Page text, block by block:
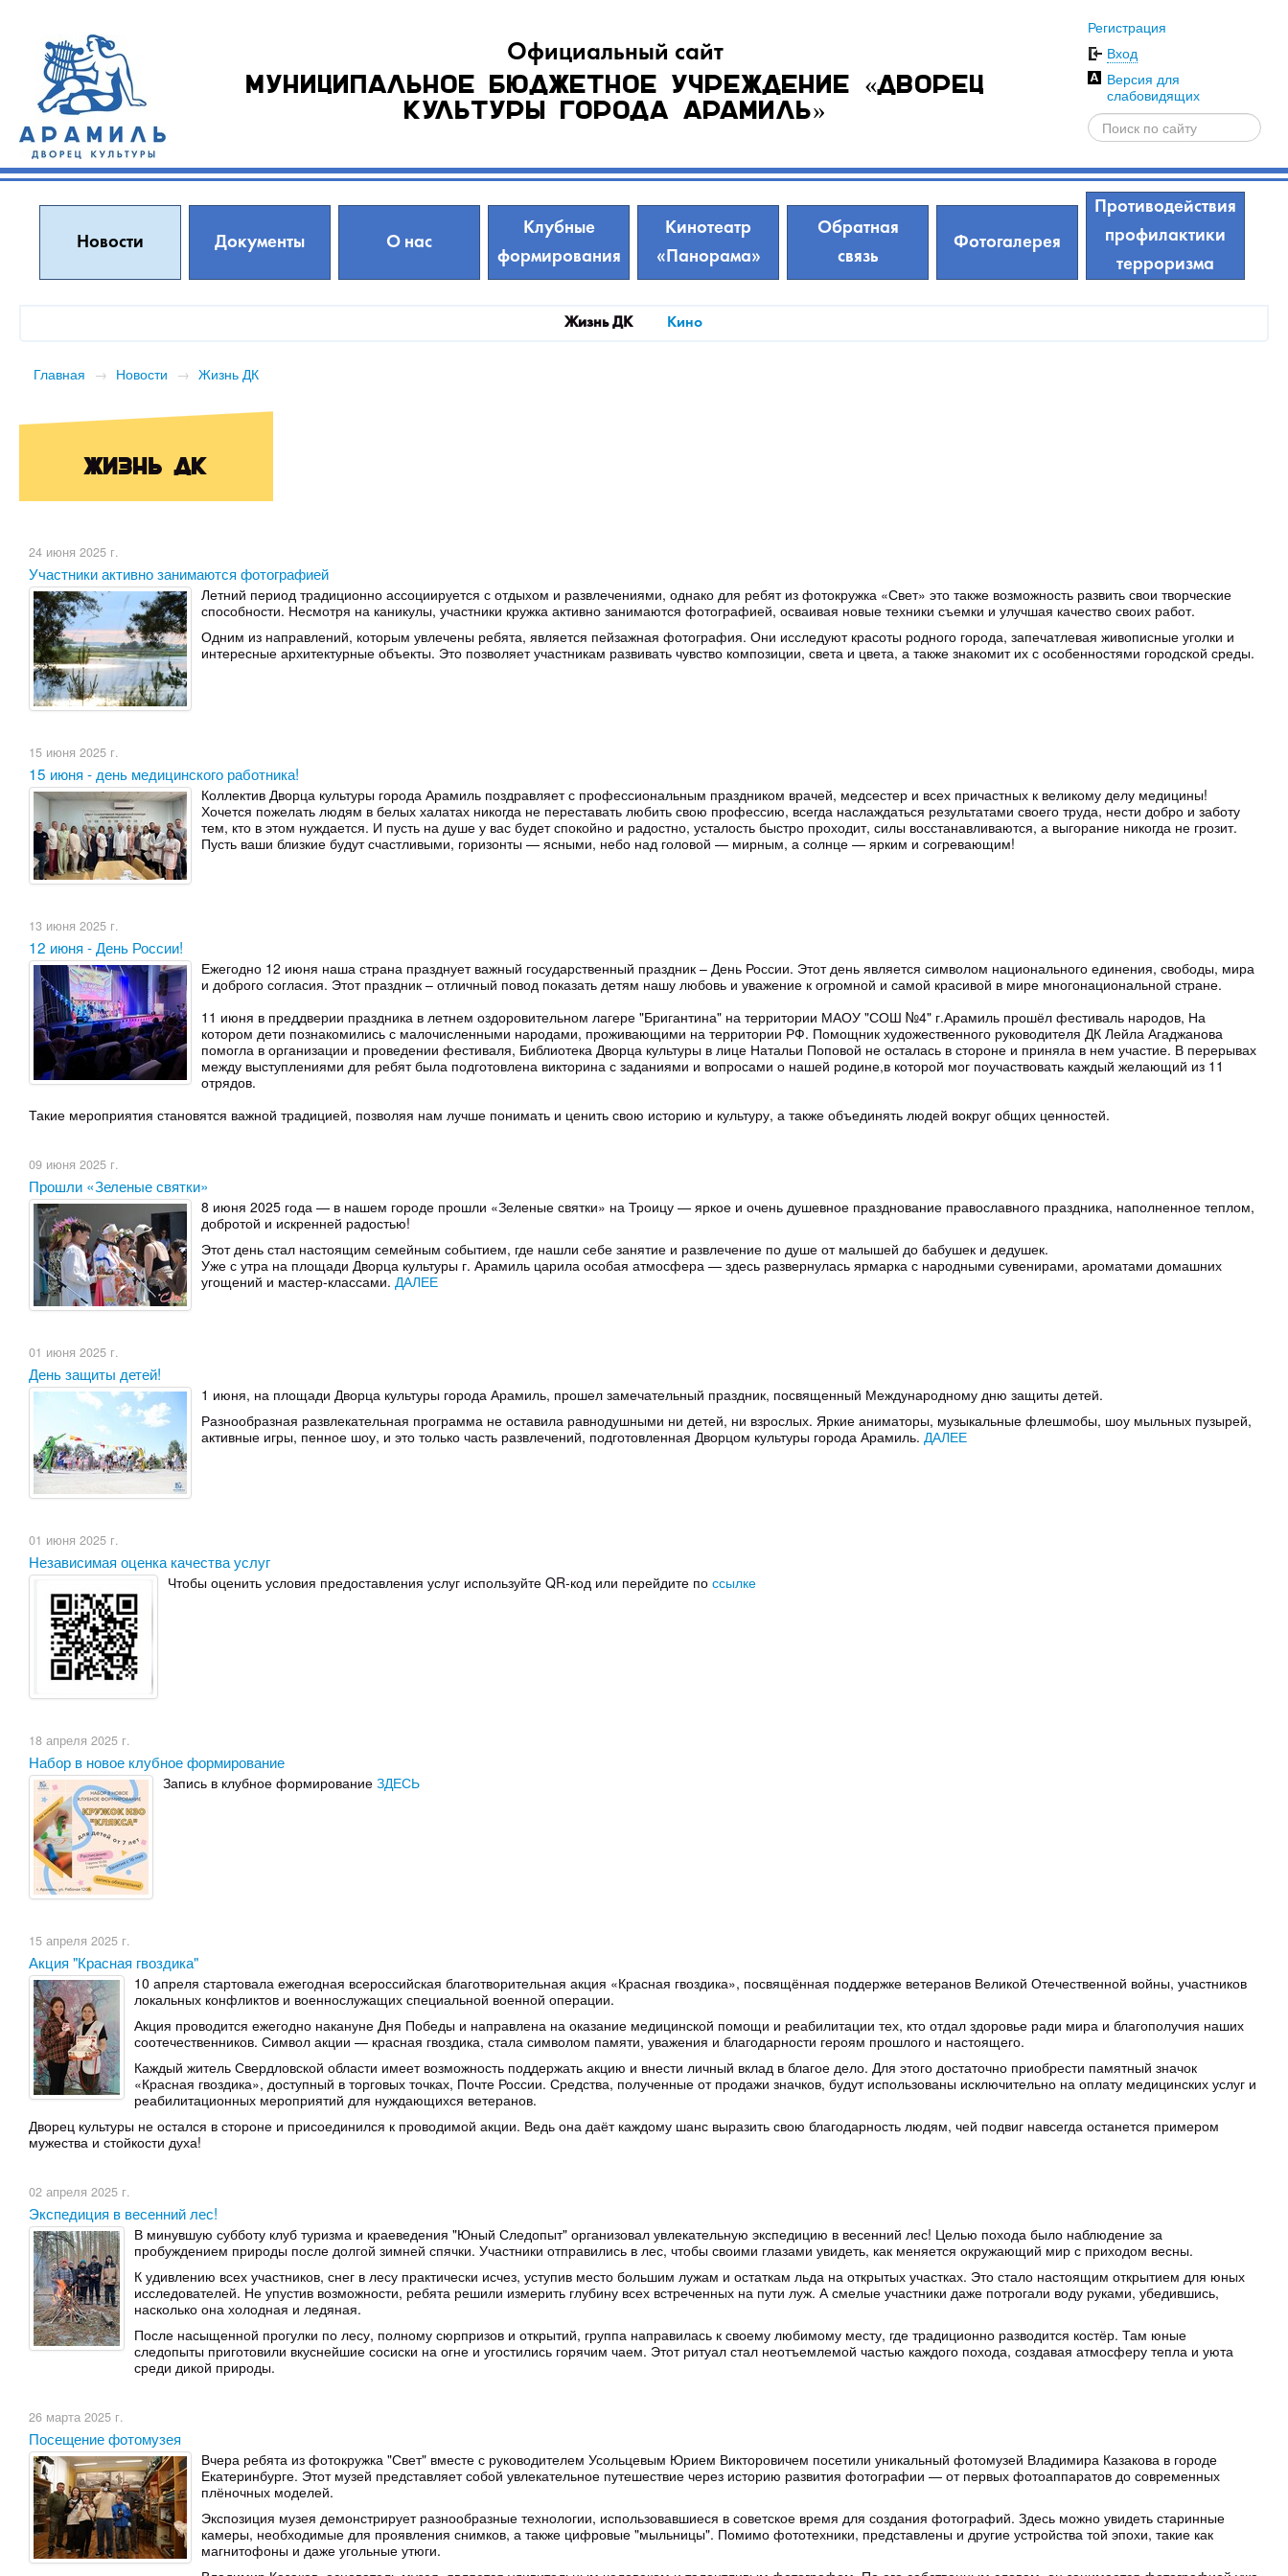
Официальный сайт
Муниципальное бюджетное учреждение «Дворец
культуры города Арамиль»
Регистрация
Вход
Версия для
слабовидящих
Новости Документы О нас
Клубные
формирования
Кинотеатр
«Панорама»
Обратная
связь
Фотогалерея
Противодействия
профилактики
терроризма
Жизнь ДК Кино
Главная → Новости → Жизнь ДК
Жизнь ДК
24 июня 2025 г.
Участники активно занимаются фотографией
Летний период традиционно ассоциируется с отдыхом и развлечениями, однако для ребят из фотокружка «Свет» это также возможность развить свои творческие
способности. Несмотря на каникулы, участники кружка активно занимаются фотографией, осваивая новые техники съемки и улучшая качество своих работ.
Одним из направлений, которым увлечены ребята, является пейзажная фотография. Они исследуют красоты родного города, запечатлевая живописные уголки и
интересные архитектурные объекты. Это позволяет участникам развивать чувство композиции, света и цвета, а также знакомит их с особенностями городской среды.
15 июня 2025 г.
15 июня - день медицинского работника!
Коллектив Дворца культуры города Арамиль поздравляет с профессиональным праздником врачей, медсестер и всех причастных к великому делу медицины!
Хочется пожелать людям в белых халатах никогда не переставать любить свою профессию, всегда наслаждаться результатами своего труда, нести добро и заботу
тем, кто в этом нуждается. И пусть на душе у вас будет спокойно и радостно, усталость быстро проходит, силы восстанавливаются, а выгорание никогда не грозит.
Пусть ваши близкие будут счастливыми, горизонты — ясными, небо над головой — мирным, а солнце — ярким и согревающим!
13 июня 2025 г.
12 июня - День России!
Ежегодно 12 июня наша страна празднует важный государственный праздник – День России. Этот день является символом национального единения, свободы, мира
и доброго согласия. Этот праздник – отличный повод показать детям нашу любовь и уважение к огромной и самой красивой в мире многонациональной стране.
11 июня в преддверии праздника в летнем оздоровительном лагере "Бригантина" на территории МАОУ "СОШ №4" г.Арамиль прошёл фестиваль народов, На
котором дети познакомились с малочисленными народами, проживающими на территории РФ. Помощник художественного руководителя ДК Лейла Агаджанова
помогла в организации и проведении фестиваля, Библиотека Дворца культуры в лице Натальи Поповой не осталась в стороне и приняла в нем участие. В перерывах
между выступлениями для ребят была подготовлена викторина с заданиями и вопросами о нашей родине,в которой мог поучаствовать каждый желающий из 11
отрядов.
Такие мероприятия становятся важной традицией, позволяя нам лучше понимать и ценить свою историю и культуру, а также объединять людей вокруг общих ценностей.
09 июня 2025 г.
Прошли «Зеленые святки»
8 июня 2025 года — в нашем городе прошли «Зеленые святки» на Троицу — яркое и очень душевное празднование православного праздника, наполненное теплом,
добротой и искренней радостью!
Этот день стал настоящим семейным событием, где нашли себе занятие и развлечение по душе от малышей до бабушек и дедушек.
Уже с утра на площади Дворца культуры г. Арамиль царила особая атмосфера — здесь развернулась ярмарка с народными сувенирами, ароматами домашних
угощений и мастер-классами. ДАЛЕЕ
01 июня 2025 г.
День защиты детей!
1 июня, на площади Дворца культуры города Арамиль, прошел замечательный праздник, посвященный Международному дню защиты детей.
Разнообразная развлекательная программа не оставила равнодушными ни детей, ни взрослых. Яркие аниматоры, музыкальные флешмобы, шоу мыльных пузырей,
активные игры, пенное шоу, и это только часть развлечений, подготовленная Дворцом культуры города Арамиль. ДАЛЕЕ
01 июня 2025 г.
Независимая оценка качества услуг
Чтобы оценить условия предоставления услуг используйте QR-код или перейдите по ссылке
18 апреля 2025 г.
Набор в новое клубное формирование
Запись в клубное формирование ЗДЕСЬ
15 апреля 2025 г.
Акция "Красная гвоздика"
10 апреля стартовала ежегодная всероссийская благотворительная акция «Красная гвоздика», посвящённая поддержке ветеранов Великой Отечественной войны, участников
локальных конфликтов и военнослужащих специальной военной операции.
Акция проводится ежегодно накануне Дня Победы и направлена на оказание медицинской помощи и реабилитации тех, кто отдал здоровье ради мира и благополучия наших
соотечественников. Символ акции — красная гвоздика, стала символом памяти, уважения и благодарности героям прошлого и настоящего.
Каждый житель Свердловской области имеет возможность поддержать акцию и внести личный вклад в благое дело. Для этого достаточно приобрести памятный значок
«Красная гвоздика», доступный в торговых точках, Почте России. Средства, полученные от продажи значков, будут использованы исключительно на оплату медицинских услуг и
реабилитационных мероприятий для нуждающихся ветеранов.
Дворец культуры не остался в стороне и присоединился к проводимой акции. Ведь она даёт каждому шанс выразить свою благодарность людям, чей подвиг навсегда останется примером
мужества и стойкости духа!
02 апреля 2025 г.
Экспедиция в весенний лес!
В минувшую субботу клуб туризма и краеведения "Юный Следопыт" организовал увлекательную экспедицию в весенний лес! Целью похода было наблюдение за
пробуждением природы после долгой зимней спячки. Участники отправились в лес, чтобы своими глазами увидеть, как меняется окружающий мир с приходом весны.
К удивлению всех участников, снег в лесу практически исчез, уступив место большим лужам и остаткам льда на открытых участках. Это стало настоящим открытием для юных
исследователей. Не упустив возможности, ребята решили измерить глубину всех встреченных на пути луж. А смелые участники даже потрогали воду руками, убедившись,
насколько она холодная и ледяная.
После насыщенной прогулки по лесу, полному сюрпризов и открытий, группа направилась к своему любимому месту, где традиционно разводится костёр. Там юные
следопыты приготовили вкуснейшие сосиски на огне и угостились горячим чаем. Этот ритуал стал неотъемлемой частью каждого похода, создавая атмосферу тепла и уюта
среди дикой природы.
26 марта 2025 г.
Посещение фотомузея
Вчера ребята из фотокружка "Свет" вместе с руководителем Усольцевым Юрием Викторовичем посетили уникальный фотомузей Владимира Казакова в городе
Екатеринбурге. Этот музей представляет собой увлекательное путешествие через историю развития фотографии — от первых фотоаппаратов до современных
плёночных моделей.
Экспозиция музея демонстрирует разнообразные технологии, использовавшиеся в советское время для создания фотографий. Здесь можно увидеть старинные
камеры, необходимые для проявления снимков, а также цифровые "мыльницы". Помимо фототехники, представлены и другие устройства той эпохи, такие как
магнитофоны и даже угольные утюги.